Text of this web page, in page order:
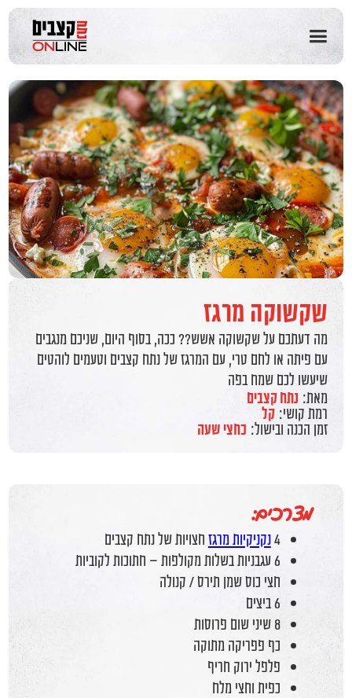
שִׂים
בְּאֲתָר
זֶה
מַעֲרֶכֶת
נָגִישׁ
בִּקְלִיק
הַמְּסַיַּעַת
לִנְגִישׁוּת
הָאֲתָר.
שקשוקה מרגז
מה דעתכם על שקשוקה אשש?? ככה, בסוף היום, שניכם מנגבים
עם פיתה או לחם טרי, עם המרגז של נתח קצבים וטעמים לוהטים
שיעשו לכם שמח בפה
מאת: נתח קצבים
רמת קושי: קל
זמן הכנה ובישול: כחצי שעה
מצרכים:
4נקניקיות מרגז חצויות של נתח קצבים
6 עגבניות בשלות מקולפות – חתוכות לקוביות
חצי כוס שמן תירס / קנולה
6 ביצים
8 שיני שום פרוסות
כף פפריקה מתוקה
פלפל ירוק חריף
כפית וחצי מלח